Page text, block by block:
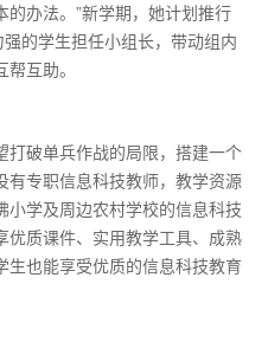
办法。”新学期，她计划推行
的学生担任小组长，带动组内
互助。
打破单兵作战的局限，搭建一个
有专职信息科技教师，教学资源
学及周边农村学校的信息科技
优质课件、实用教学工具、成熟
生也能享受优质的信息科技教育